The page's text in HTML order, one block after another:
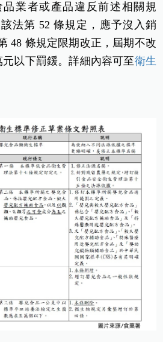
業者或產品違反前述相關規
法第 52 條規定，應予沒入銷
48 條規定限期改正，屆期不改
元以下罰鍰。詳細內容可至衛生